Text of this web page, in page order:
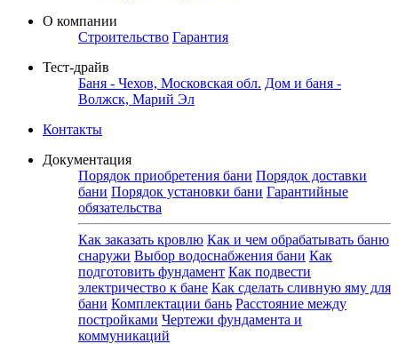
О компании
Строительство Гарантия
Тест-драйв
Баня - Чехов, Московская обл. Дом и баня -
Волжск, Марий Эл
Контакты
Документация
Порядок приобретения бани Порядок доставки
бани Порядок установки бани Гарантийные
обязательства
Как заказать кровлю Как и чем обрабатывать баню
снаружи Выбор водоснабжения бани Как
подготовить фундамент Как подвести
электричество к бане Как сделать сливную яму для
бани Комплектации бань Расстояние между
постройками Чертежи фундамента и
коммуникаций